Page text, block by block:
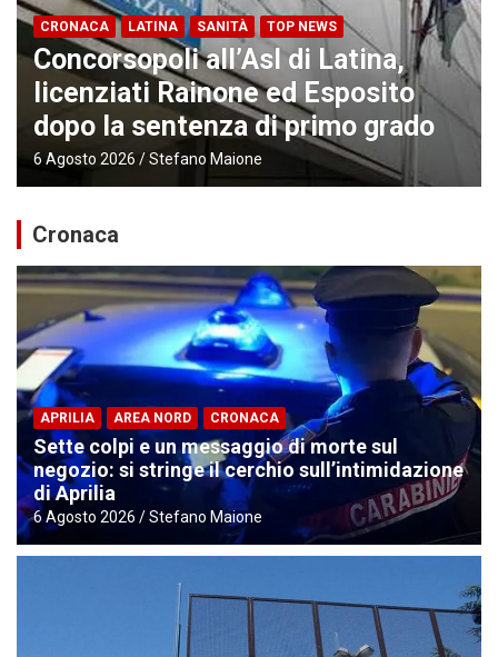
CRONACA LATINA SANITÀ TOP NEWS
Concorsopoli all’Asl di Latina,
licenziati Rainone ed Esposito
dopo la sentenza di primo grado
6 Agosto 2026 Stefano Maione
Cronaca
APRILIA AREA NORD CRONACA
Sette colpi e un messaggio di morte sul
negozio: si stringe il cerchio sull’intimidazione
di Aprilia
6 Agosto 2026 Stefano Maione